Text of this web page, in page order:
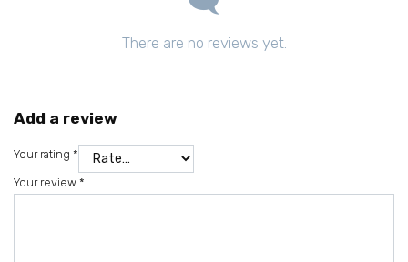
There are no reviews yet.
Add a review
Your rating *
Your review *